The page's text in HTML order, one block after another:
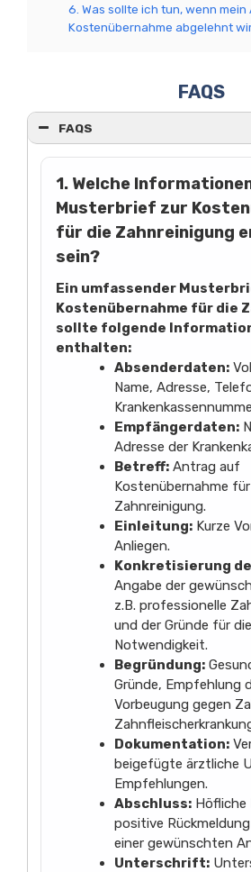
6. Was sollte ich tun, wenn
Kostenübernahme abgelehnt
FAQS
FAQS
1. Welche
Musterbrief zur
für die Zahnreinigung
sein?
Ein umfassender
Kostenübernahme für die
sollte folgende
enthalten:
Absenderdaten:
Name, Adresse,
Empfängerdaten:
Adresse der
Betreff: Antrag auf
Kostenübernahme
Zahnreinigung.
Einleitung: Kurze
Anliegen.
Konkretisierung
Angabe der
z.B. professionelle
und der Gründe für die
Notwendigkeit.
Begründung:
Gründe, Empfehlung
Vorbeugung gegen
Dokumentation:
beigefügte ärztliche
Empfehlungen.
Abschluss: Höfliche
positive
einer gewünschten
Unterschrift: